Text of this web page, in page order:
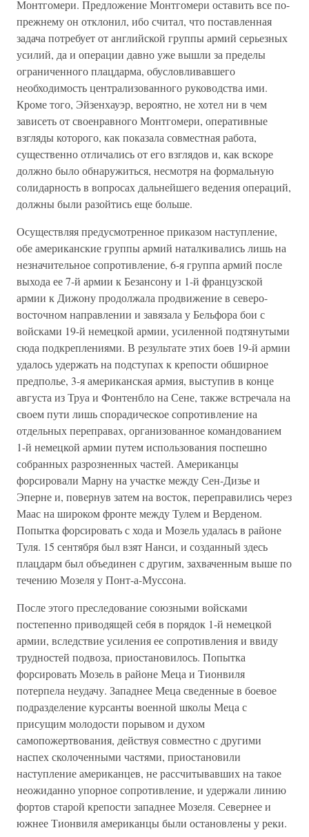
Монтгомери. Предложение Монтгомери оставить все по-
прежнему он отклонил, ибо считал, что поставленная
задача потребует от английской группы армий серьезных
усилий, да и операции давно уже вышли за пределы
ограниченного плацдарма, обусловливавшего
необходимость централизованного руководства ими.
Кроме того, Эйзенхауэр, вероятно, не хотел ни в чем
зависеть от своенравного Монтгомери, оперативные
взгляды которого, как показала совместная работа,
существенно отличались от его взглядов и, как вскоре
должно было обнаружиться, несмотря на формальную
солидарность в вопросах дальнейшего ведения операций,
должны были разойтись еще больше.
Осуществляя предусмотренное приказом наступление,
обе американские группы армий наталкивались лишь на
незначительное сопротивление, 6-я группа армий после
выхода ее 7-й армии к Безансону и 1-й французской
армии к Дижону продолжала продвижение в северо-
восточном направлении и завязала у Бельфора бои с
войсками 19-й немецкой армии, усиленной подтянутыми
сюда подкреплениями. В результате этих боев 19-й армии
удалось удержать на подступах к крепости обширное
предполье, 3-я американская армия, выступив в конце
августа из Труа и Фонтенбло на Сене, также встречала на
своем пути лишь спорадическое сопротивление на
отдельных переправах, организованное командованием
1-й немецкой армии путем использования поспешно
собранных разрозненных частей. Американцы
форсировали Марну на участке между Сен-Дизье и
Эперне и, повернув затем на восток, переправились через
Маас на широком фронте между Тулем и Верденом.
Попытка форсировать с хода и Мозель удалась в районе
Туля. 15 сентября был взят Нанси, и созданный здесь
плацдарм был объединен с другим, захваченным выше по
течению Мозеля у Понт-а-Муссона.
После этого преследование союзными войсками
постепенно приводящей себя в порядок 1-й немецкой
армии, вследствие усиления ее сопротивления и ввиду
трудностей подвоза, приостановилось. Попытка
форсировать Мозель в районе Меца и Тионвиля
потерпела неудачу. Западнее Меца сведенные в боевое
подразделение курсанты военной школы Меца с
присущим молодости порывом и духом
самопожертвования, действуя совместно с другими
наспех сколоченными частями, приостановили
наступление американцев, не рассчитывавших на такое
неожиданно упорное сопротивление, и удержали линию
фортов старой крепости западнее Мозеля. Севернее и
южнее Тионвиля американцы были остановлены у реки.